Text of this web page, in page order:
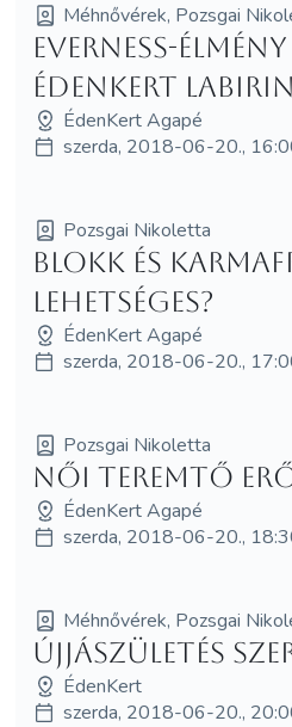
Méhnővérek, Pozsgai
EVERNESS-
Édenkert
ÉdenKert Agapé
szerda, 2018-06-20.,
Pozsgai Nikoletta
Blokk és
Lehetséges?
ÉdenKert Agapé
szerda, 2018-06-20.,
Pozsgai Nikoletta
Női Teremtő
ÉdenKert Agapé
szerda, 2018-06-20.,
Méhnővérek, Pozsgai
Újjászületés
ÉdenKert
szerda, 2018-06-20.,